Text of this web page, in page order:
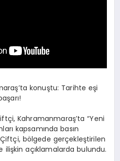
konuştu: Tarihte eşi
Kahramanmaraş’ta “Yeni
kapsamında basın
bölgede gerçekleştirilen
açıklamalarda bulundu.